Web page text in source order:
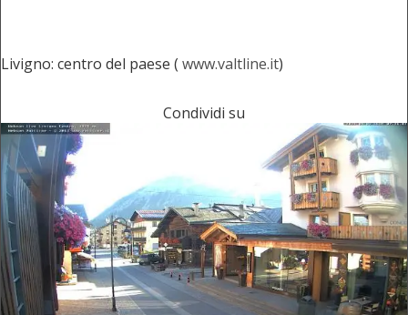
Livigno: centro del paese ( www.valtline.it)
Condividi su